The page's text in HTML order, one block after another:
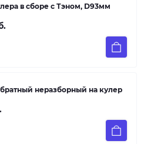
в сборе с Тэном, D93мм
неразборный на кулер